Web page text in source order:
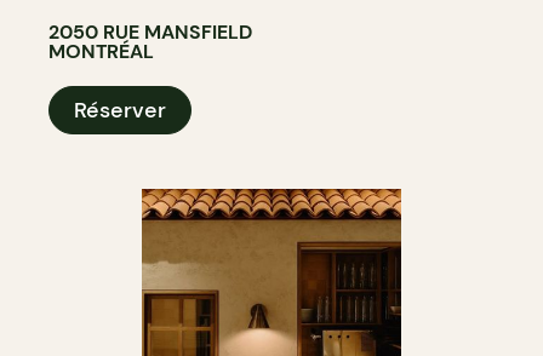
2050 RUE MANSFIELD
MONTRÉAL
Réserver